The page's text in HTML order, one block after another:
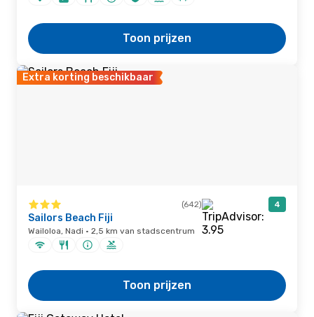
Toon prijzen
Extra korting beschikbaar
(642) 4
Sailors Beach Fiji
Wailoloa, Nadi · 2,5 km van stadscentrum
Toon prijzen